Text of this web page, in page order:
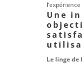
Une
Le linge de